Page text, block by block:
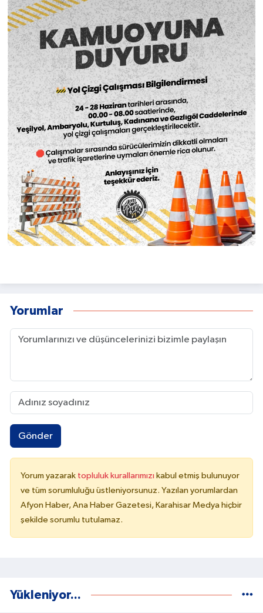
Yorumlar
Gönder
Yorum yazarak topluluk kurallarımızı kabul etmiş bulunuyor
ve tüm sorumluluğu üstleniyorsunuz. Yazılan yorumlardan
Afyon Haber, Ana Haber Gazetesi, Karahisar Medya hiçbir
şekilde sorumlu tutulamaz.
Yükleniyor...